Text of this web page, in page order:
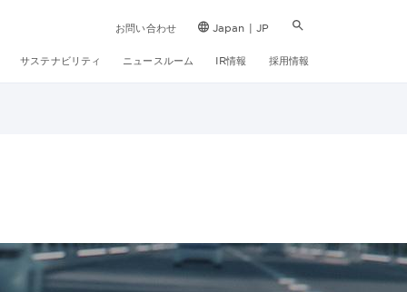
お問い合わせ Japan | JP
サステナビリティ ニュースルーム IR情報 採用情報